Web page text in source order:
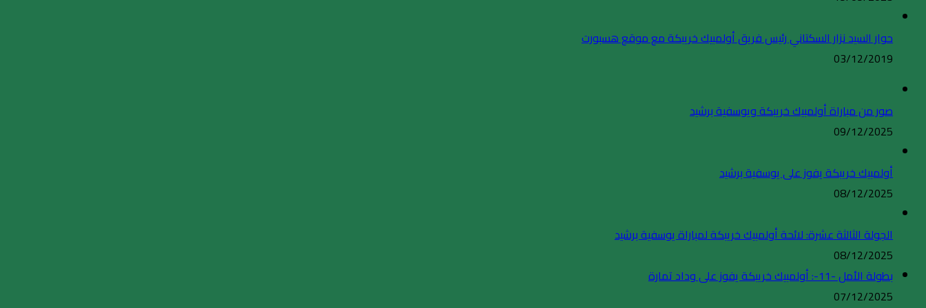
حوار السيد نزار السكتاني رئيس فريق أولمبيك خريبكة مع موقع هسبورت
03/12/2019
صور من مباراة أولمبيك خريبكة ويوسفية برشيد
09/12/2025
أولمبيك خريبكة يفوز على يوسفية برشيد
08/12/2025
الجولة الثالثة عشرة: لائحة أولمبيك خريبكة لمباراة يوسفية برشيد
08/12/2025
بطولة الأمل -11-: أولمبيك خريبكة يفوز على وداد تمارة
07/12/2025